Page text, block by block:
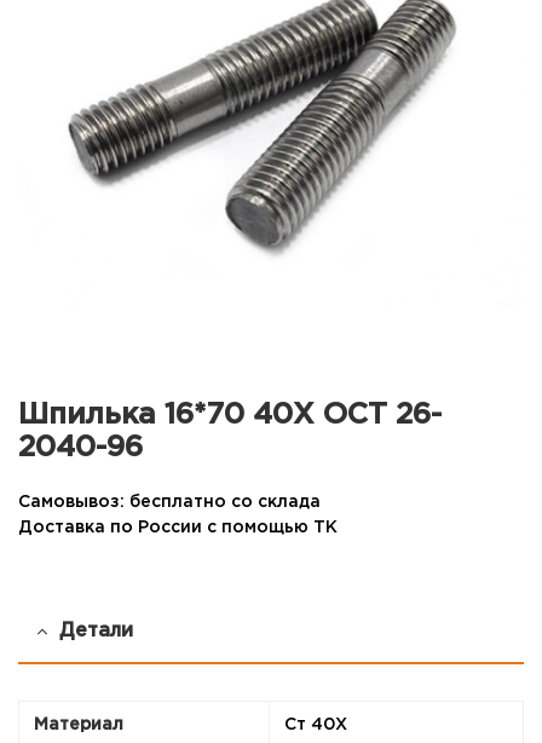
Шпилька 16*70 40Х ОСТ 26-
2040-96
Самовывоз: бесплатно со склада
Доставка по России с помощью ТК
Детали
Материал Ст 40Х